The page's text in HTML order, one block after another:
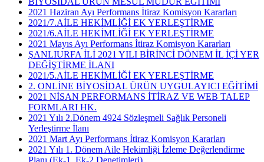
2021 Haziran Ayı Performans İtiraz Komisyon Kararları
2021/7.AİLE HEKİMLİĞİ EK YERLEŞTİRME
2021/6.AİLE HEKİMLİĞİ EK YERLEŞTİRME
2021 Mayıs Ayı Performans İtiraz Komisyon Kararları
ŞANLIURFA İLİ 2021 YILI BİRİNCİ DÖNEM İL İÇİ YER
DEĞİŞTİRME İLANI
2021/5.AİLE HEKİMLİĞİ EK YERLEŞTİRME
2. ONLİNE BİYOSİDAL ÜRÜN UYGULAYICI EĞİTİMİ
2021 NİSAN PERFORMANS İTİRAZ VE WEB TALEP
FORMLARI HK.
2021 Yılı 2.Dönem 4924 Sözleşmeli Sağlık Personeli
Yerleştirme İlanı
2021 Mart Ayı Performans İtiraz Komisyon Kararları
2021 Yılı 1. Dönem Aile Hekimliği İzleme Değerlendirme
Planı (Ek-1, Ek-2 Denetimleri)